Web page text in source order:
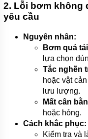
2. Lỗi bơm không
yêu cầu
Nguyên nhân:
Bơm quá
lựa chọn
Tắc nghẽn
hoặc vật
lưu lượng.
Mất cân
hoặc hỏng.
Cách khắc phục:
Kiểm tra và